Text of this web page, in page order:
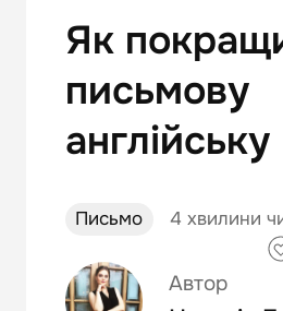
Як
письмову
англійську
Письмо 4 хвилини
Автор